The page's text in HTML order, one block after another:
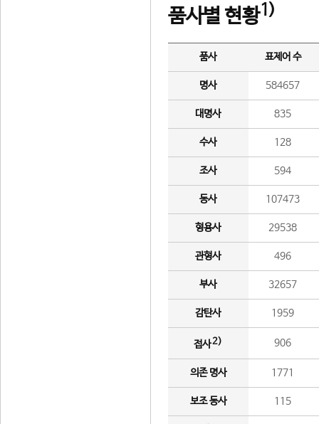
품사별 현황1)
품사 표제어 수
명사 584657
대명사 835
수사 128
조사 594
동사 107473
형용사 29538
관형사 496
부사 32657
감탄사 1959
접사2) 906
의존 명사 1771
보조 동사 115